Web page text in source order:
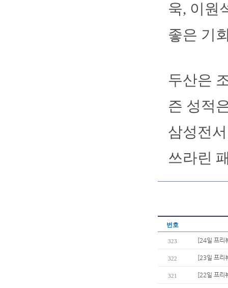
욱, 이원
좋은 기
두산은
즌 성적
삼성전
쓰라린
번호
323 [24일 프리
322 [23일 프리
321 [22일 프리